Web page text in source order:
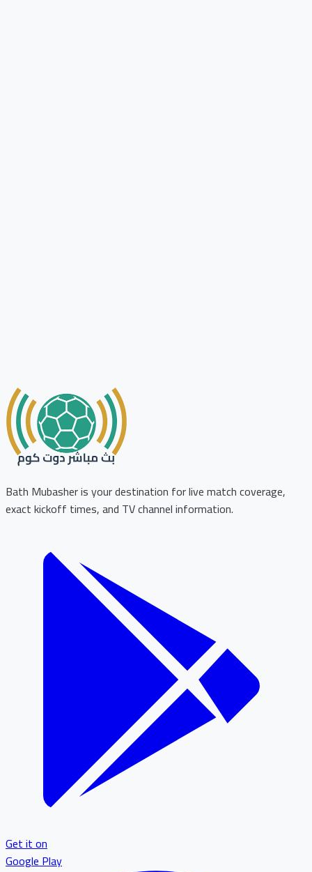
Bath Mubasher is your destination for live match coverage,
exact kickoff times, and TV channel information.
Get it on
Google Play